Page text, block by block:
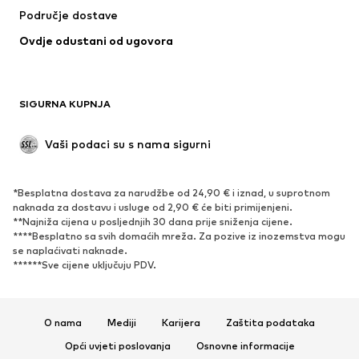
Područje dostave
Ovdje odustani od ugovora
SIGURNA KUPNJA
Vaši podaci su s nama sigurni
*Besplatna dostava za narudžbe od 24,90 € i iznad, u suprotnom
naknada za dostavu i usluge od 2,90 € će biti primijenjeni.
**Najniža cijena u posljednjih 30 dana prije sniženja cijene.
****Besplatno sa svih domaćih mreža. Za pozive iz inozemstva mogu
se naplaćivati ​​naknade.
******Sve cijene uključuju PDV.
O nama Mediji Karijera
Zaštita podataka
Opći uvjeti poslovanja
Osnovne informacije